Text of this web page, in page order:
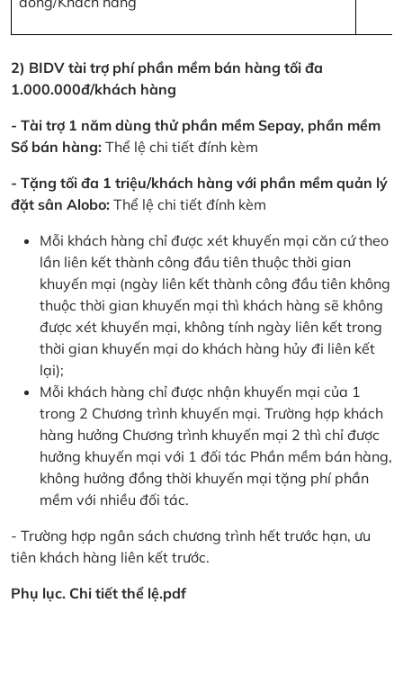
2) BIDV tài trợ phí phần mềm bán hàng tối đa
1.000.000đ/khách hàng
- Tài trợ 1 năm dùng thử phần mềm Sepay, phần mềm
Sổ bán hàng: Thể lệ chi tiết đính kèm
- Tặng tối đa 1 triệu/khách hàng với phần mềm quản lý
đặt sân Alobo: Thể lệ chi tiết đính kèm
Mỗi khách hàng chỉ được xét khuyến mại căn cứ theo
lần liên kết thành công đầu tiên thuộc thời gian
khuyến mại (ngày liên kết thành công đầu tiên không
thuộc thời gian khuyến mại thì khách hàng sẽ không
được xét khuyến mại, không tính ngày liên kết trong
thời gian khuyến mại do khách hàng hủy đi liên kết
lại);
Mỗi khách hàng chỉ được nhận khuyến mại của 1
trong 2 Chương trình khuyến mại. Trường hợp khách
hàng hưởng Chương trình khuyến mại 2 thì chỉ được
hưởng khuyến mại với 1 đối tác Phần mềm bán hàng,
không hưởng đồng thời khuyến mại tặng phí phần
mềm với nhiều đối tác.
- Trường hợp ngân sách chương trình hết trước hạn, ưu
tiên khách hàng liên kết trước.
Phụ lục. Chi tiết thể lệ.pdf